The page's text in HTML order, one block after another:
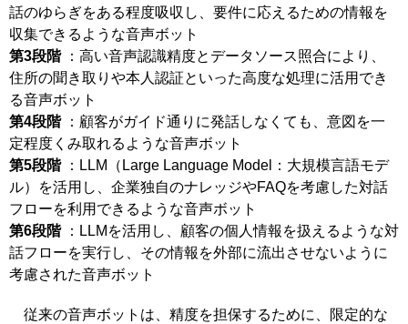
話のゆらぎをある程度吸収し、要件に応えるための情報を
収集できるような音声ボット
第3段階 ：高い音声認識精度とデータソース照合により、
住所の聞き取りや本人認証といった高度な処理に活用でき
る音声ボット
第4段階 ：顧客がガイド通りに発話しなくても、意図を一
定程度くみ取れるような音声ボット
第5段階 ：LLM（Large Language Model：大規模言語モデ
ル）を活用し、企業独自のナレッジやFAQを考慮した対話
フローを利用できるような音声ボット
第6段階 ：LLMを活用し、顧客の個人情報を扱えるような対
話フローを実行し、その情報を外部に流出させないように
考慮された音声ボット
従来の音声ボットは、精度を担保するために、限定的な